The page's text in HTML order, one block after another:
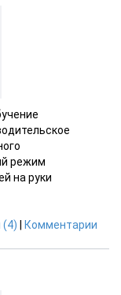
режим
на руки
Комментарии